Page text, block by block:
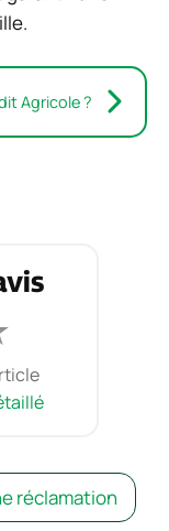
Agricole ?
réclamation